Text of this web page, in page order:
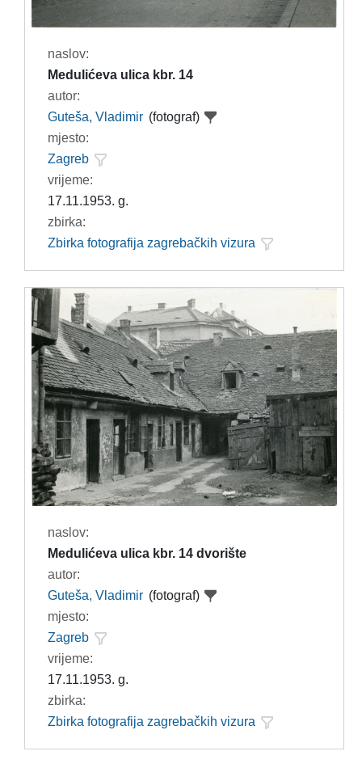
naslov:
Medulićeva ulica kbr. 14
autor:
Guteša, Vladimir (fotograf)
mjesto:
Zagreb
vrijeme:
17.11.1953. g.
zbirka:
Zbirka fotografija zagrebačkih vizura
naslov:
Medulićeva ulica kbr. 14 dvorište
autor:
Guteša, Vladimir (fotograf)
mjesto:
Zagreb
vrijeme:
17.11.1953. g.
zbirka:
Zbirka fotografija zagrebačkih vizura